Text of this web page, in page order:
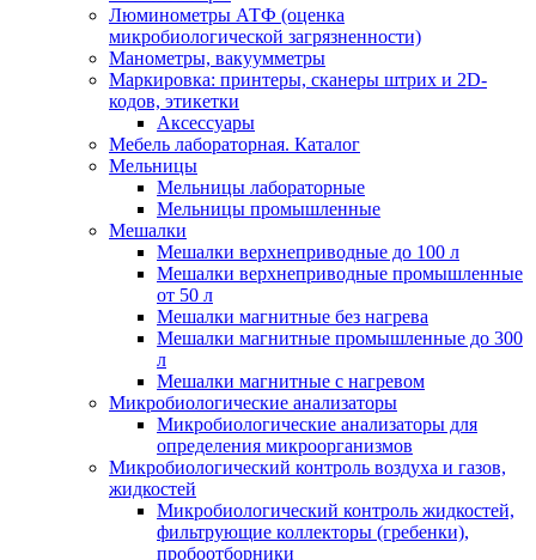
Люминометры АТФ (оценка
микробиологической загрязненности)
Манометры, вакуумметры
Маркировка: принтеры, сканеры штрих и 2D-
кодов, этикетки
Аксессуары
Мебель лабораторная. Каталог
Мельницы
Мельницы лабораторные
Мельницы промышленные
Мешалки
Мешалки верхнеприводные до 100 л
Мешалки верхнеприводные промышленные
от 50 л
Мешалки магнитные без нагрева
Мешалки магнитные промышленные до 300
л
Мешалки магнитные с нагревом
Микробиологические анализаторы
Микробиологические анализаторы для
определения микроорганизмов
Микробиологический контроль воздуха и газов,
жидкостей
Микробиологический контроль жидкостей,
фильтрующие коллекторы (гребенки),
пробоотборники